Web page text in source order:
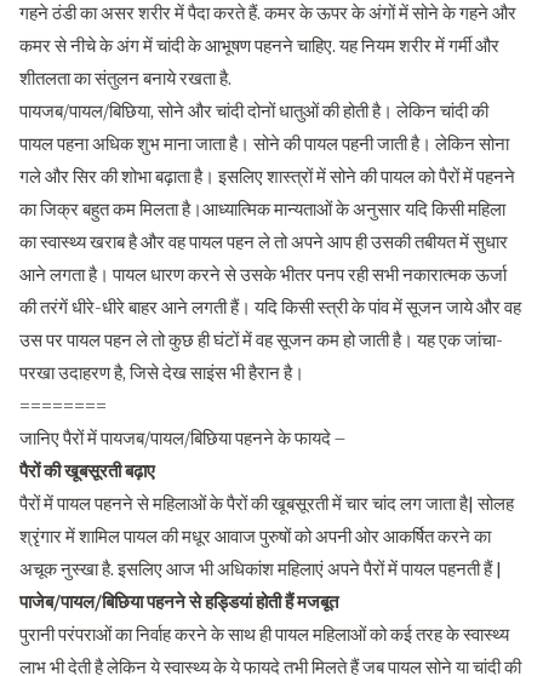
गहने ठंडी का असर शरीर में पैदा करते हैं. कमर के ऊपर के अंगों में सोने के गहने और
कमर से नीचे के अंग में चांदी के आभूषण पहनने चाहिए. यह नियम शरीर में गर्मी और
शीतलता का संतुलन बनाये रखता है.
पायजब/पायल/बिछिया, सोने और चांदी दोनों धातुओं की होती है। लेकिन चांदी की
पायल पहना अधिक शुभ माना जाता है। सोने की पायल पहनी जाती है। लेकिन सोना
गले और सिर की शोभा बढ़ाता है। इसलिए शास्त्रों में सोने की पायल को पैरों में पहनने
का जिक्र बहुत कम मिलता है।आध्यात्मिक मान्यताओं के अनुसार यदि किसी महिला
का स्वास्थ्य खराब है और वह पायल पहन ले तो अपने आप ही उसकी तबीयत में सुधार
आने लगता है। पायल धारण करने से उसके भीतर पनप रही सभी नकारात्मक ऊर्जा
की तरंगें धीरे-धीरे बाहर आने लगती हैं। यदि किसी स्त्री के पांव में सूजन जाये और वह
उस पर पायल पहन ले तो कुछ ही घंटों में वह सूजन कम हो जाती है। यह एक जांचा-
परखा उदाहरण है, जिसे देख साइंस भी हैरान है।
========
जानिए पैरों में पायजब/पायल/बिछिया पहनने के फायदे –
पैरों की खूबसूरती बढ़ाए
पैरों में पायल पहनने से महिलाओं के पैरों की खूबसूरती में चार चांद लग जाता है| सोलह
श्रृंगार में शामिल पायल की मधूर आवाज पुरुषों को अपनी ओर आकर्षित करने का
अचूक नुस्खा है. इसलिए आज भी अधिकांश महिलाएं अपने पैरों में पायल पहनती हैं |
पाजेब/पायल/बिछिया पहनने से हड्डियां होती हैं मजबूत
पुरानी परंपराओं का निर्वाह करने के साथ ही पायल महिलाओं को कई तरह के स्वास्थ्य
लाभ भी देती है लेकिन ये स्वास्थ्य के ये फायदे तभी मिलते हैं जब पायल सोने या चांदी की